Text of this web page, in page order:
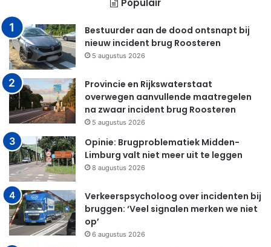
Bestuurder aan de dood ontsnapt bij
nieuw incident brug Roosteren
5 augustus 2026
Provincie en Rijkswaterstaat
overwegen aanvullende maatregelen
na zwaar incident brug Roosteren
5 augustus 2026
Opinie: Brugproblematiek Midden-
Limburg valt niet meer uit te leggen
8 augustus 2026
Verkeerspsycholoog over incidenten bij
bruggen: ‘Veel signalen merken we niet
op’
6 augustus 2026